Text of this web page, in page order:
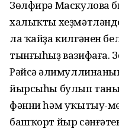
Зөлфирә Маскулова
халыҡты
ла ҡайҙа килгәнен
тынғыһыҙ вазифаға.
Рәйсә
йырсыһы булып
фәнни һәм уҡытыу-
башҡорт йыр